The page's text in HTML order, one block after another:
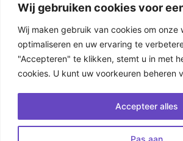
Wij gebruiken cookies voor
Wij maken gebruik van cookies om onze
optimaliseren en uw ervaring te
"Accepteren" te klikken, stemt u in met
cookies. U kunt uw voorkeuren beheren
Pas aan
Accepteer alles